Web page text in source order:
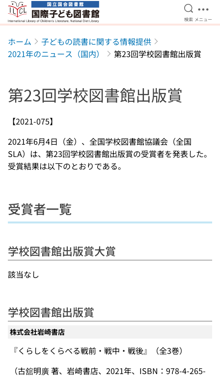
本文へ移動
検索を
検索 メ
メニュー
ホーム
子どもの読書に関する情報提供
2021年のニュース（国内）
第23回学校図書館出版賞
第23回学校図書館出版賞
【2021-075】
2021年6月4日（金）、全国学校図書館協議会（全国
SLA）は、第23回学校図書館出版賞の受賞者を発表した。
受賞結果は以下のとおりである。
受賞者一覧
学校図書館出版賞大賞
該当なし
学校図書館出版賞
株式会社岩崎書店
『くらしをくらべる戦前・戦中・戦後』（全3巻）
（古舘明廣 著、岩崎書店、2021年、ISBN：978-4-265-